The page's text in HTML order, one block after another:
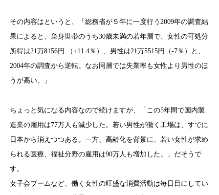
その内容はというと、「総務省が５年に一度行う2009年の調査結
果によると、単身世帯のうち30歳未満の若年層で、女性の可処分
所得は21万8156円 （+11.4％）、男性は21万5515円（-7％）と、
2004年の調査から逆転。なお同層では失業率も女性より男性のほ
うが高い。」
ちょっと気になる内容なので続けますが、「この5年間で国内製
造業の雇用は77万人も減少した。若い男性が働く工場は、すでに
日本から消えつつある。一方、高齢化を背景に、若い女性が求め
られる医療、福祉分野の雇用は90万人も増加した。」だそうで
す。
女子会ブームなど、働く女性の旺盛な消費活動は毎日目にしてい